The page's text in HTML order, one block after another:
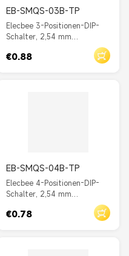
EB-SMQS-03B-TP
Elecbee 3-Positionen-DIP-
Schalter, 2,54 mm
Rastermaß, Durchgangsloch,
gerader Schieber, Blau
€0.88
EB-SMQS-04B-TP
Elecbee 4-Positionen-DIP-
Schalter, 2,54 mm
Rastermaß, Durchgangsloch,
gerader Schieber, Blau
€0.78